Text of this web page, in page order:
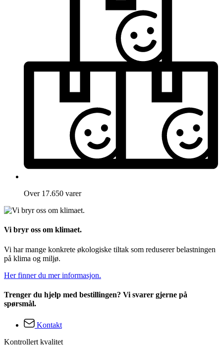
Over 17.650 varer
Vi bryr oss om klimaet.
Vi har mange konkrete økologiske tiltak som reduserer belastningen
på klima og miljø.
Her finner du mer informasjon.
Trenger du hjelp med bestillingen? Vi svarer gjerne på
spørsmål.
Kontakt
Kontrollert kvalitet